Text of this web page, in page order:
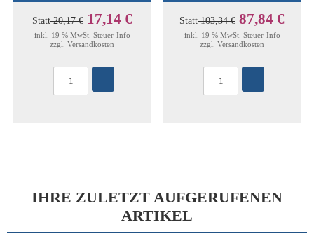
Statt20,17 € 17,14 €
inkl. 19 % MwSt. Steuer-Info
zzgl. Versandkosten
Statt103,34 € 87,84 €
inkl. 19 % MwSt. Steuer-Info
zzgl. Versandkosten
IHRE ZULETZT AUFGERUFENEN
ARTIKEL